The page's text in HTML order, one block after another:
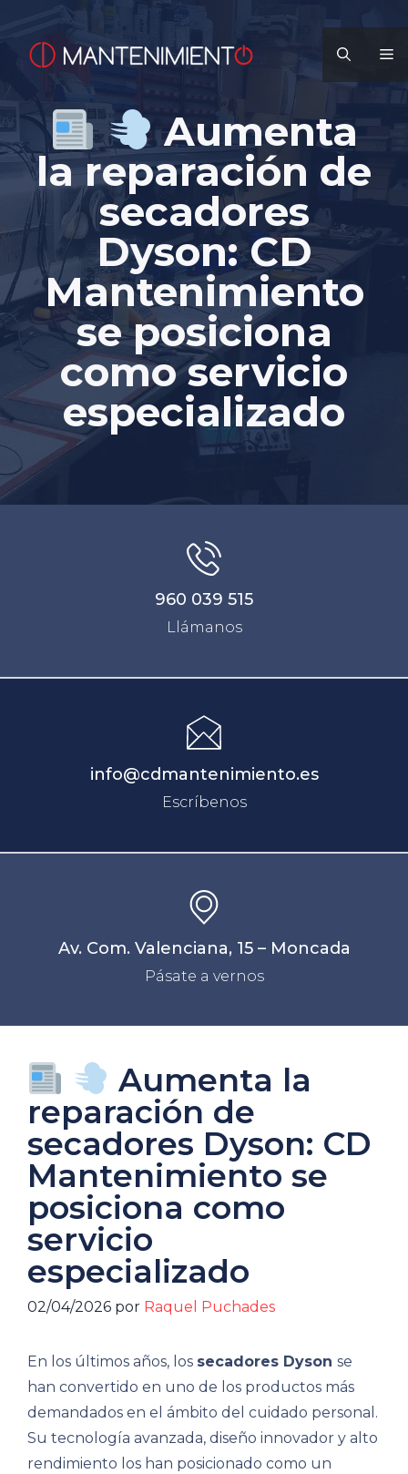
contenido
Aumenta
la reparación de
secadores
Dyson: CD
Mantenimiento
se posiciona
como servicio
especializado
960 039 515
Llámanos
info@cdmantenimiento.es
Escríbenos
Av. Com. Valenciana, 15 – Moncada
Pásate a vernos
Aumenta la
reparación de
secadores Dyson: CD
Mantenimiento se
posiciona como
servicio
especializado
02/04/2026 por Raquel Puchades
En los últimos años, los secadores Dyson se
han convertido en uno de los productos más
demandados en el ámbito del cuidado personal.
Su tecnología avanzada, diseño innovador y alto
rendimiento los han posicionado como un